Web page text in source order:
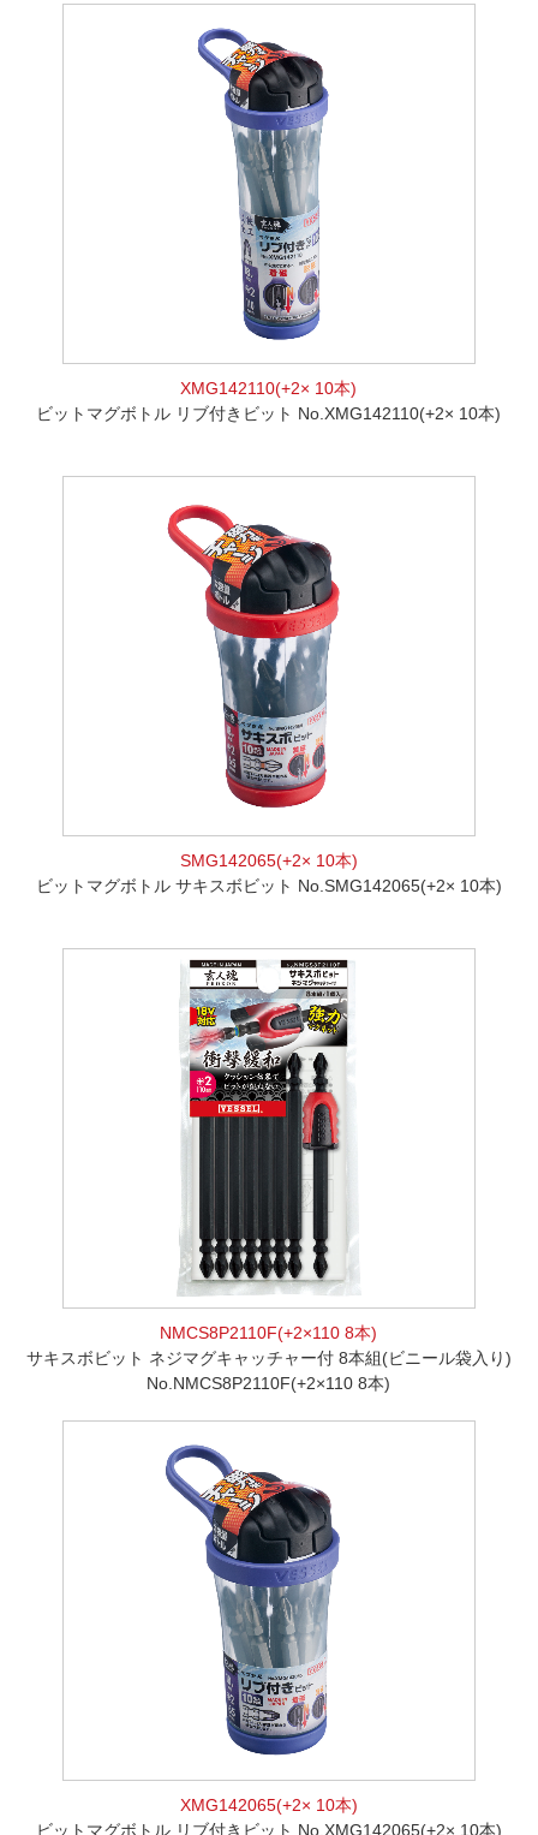
XMG142110(+2× 10本)
ビットマグボトル リブ付きビット No.XMG142110(+2× 10本)
SMG142065(+2× 10本)
ビットマグボトル サキスボビット No.SMG142065(+2× 10本)
NMCS8P2110F(+2×110 8本)
サキスボビット ネジマグキャッチャー付 8本組(ビニール袋入り)
No.NMCS8P2110F(+2×110 8本)
XMG142065(+2× 10本)
ビットマグボトル リブ付きビット No.XMG142065(+2× 10本)